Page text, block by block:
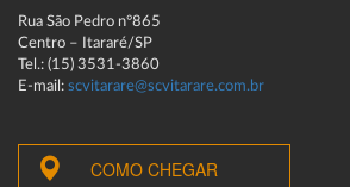
Rua São Pedro n°865
Centro – Itararé/SP
Tel.: (15) 3531-3860
E-mail: scvitarare@scvitarare.com.br
COMO CHEGAR